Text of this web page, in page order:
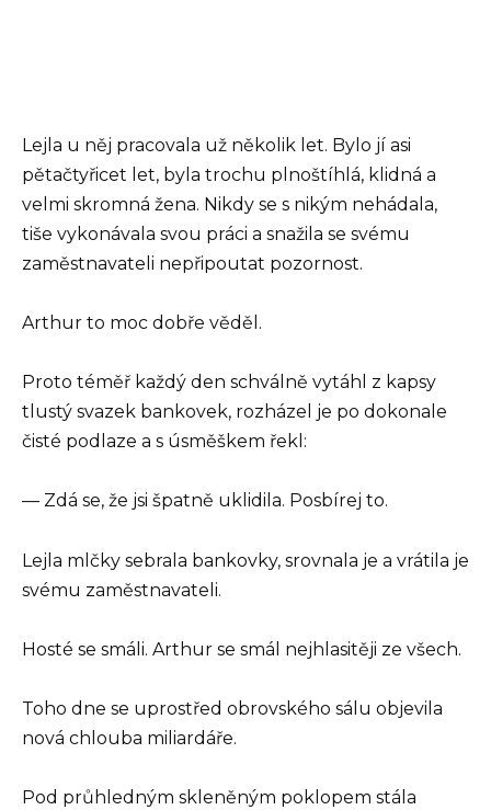
Lejla u něj pracovala už několik let. Bylo jí asi
pětačtyřicet let, byla trochu plnoštíhlá, klidná a
velmi skromná žena. Nikdy se s nikým nehádala,
tiše vykonávala svou práci a snažila se svému
zaměstnavateli nepřipoutat pozornost.
Arthur to moc dobře věděl.
Proto téměř každý den schválně vytáhl z kapsy
tlustý svazek bankovek, rozházel je po dokonale
čisté podlaze a s úsměškem řekl:
— Zdá se, že jsi špatně uklidila. Posbírej to.
Lejla mlčky sebrala bankovky, srovnala je a vrátila je
svému zaměstnavateli.
Hosté se smáli. Arthur se smál nejhlasitěji ze všech.
Toho dne se uprostřed obrovského sálu objevila
nová chlouba miliardáře.
Pod průhledným skleněným poklopem stála